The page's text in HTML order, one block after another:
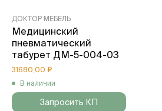
ДОКТОР МЕБЕЛЬ
Медицинский
пневматический
табурет ДМ-5-004-03
31680,00 ₽
В наличии
Запросить КП